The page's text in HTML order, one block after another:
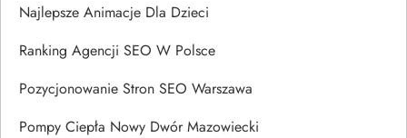
Najlepsze Animacje Dla Dzieci
Ranking Agencji SEO W Polsce
Pozycjonowanie Stron SEO Warszawa
Pompy Ciepła Nowy Dwór Mazowiecki